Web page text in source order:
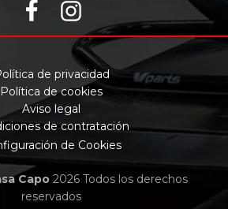
Capo2026 Todos los derechos
reservados
de privacidad
Política de cookies
Aviso legal
de contratación
de Cookies